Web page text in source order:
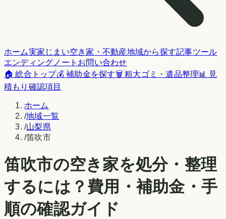
ホーム実家じまい空き家・不動産地域から探す記事ツール
エンディングノート お問い合わせ
🏠 総合トップ💰 補助金を探す🗑️ 粗大ゴミ・遺品整理📊 見
積もり確認項目
ホーム
/地域一覧
/山梨県
/笛吹市
笛吹市の空き家を処分・整理
するには？費用・補助金・手
順の確認ガイド